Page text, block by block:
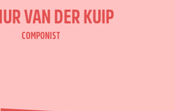
VAN DER KUIP
COMPONIST